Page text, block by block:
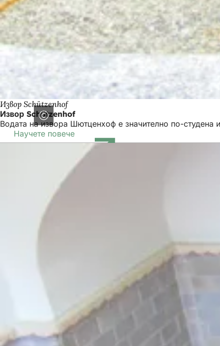
Извор Schützenhof
Извор Schützenhof
Водата на извора Шютценхоф е значително по-студена
Научете повече
се
нов